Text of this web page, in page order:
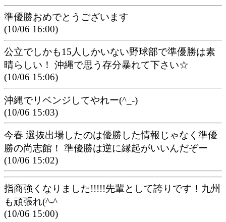
準優勝おめでとうございます
(10/06 16:00)
公立でしかも15人しかいない野球部で準優勝は素
晴らしい！ 沖縄で思う存分暴れて下さい☆
(10/06 15:06)
沖縄でリベンジしてやれー(^_-)
(10/06 15:03)
今春 選抜出場したのは優勝した情報じゃなく準優
勝の尚志館！ 準優勝は逆に縁起がいいんだぞー
(10/06 15:02)
指商強くなりました!!!!!先輩として誇りです！九州
も頑張れ(^-^ゞ
(10/06 15:00)